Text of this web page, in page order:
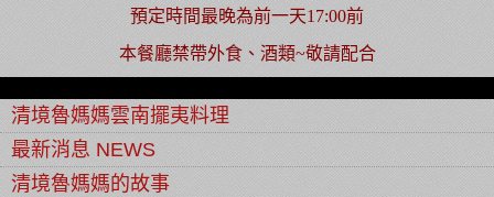
預定時間最晚為前一天17:00前
本餐廳禁帶外食、酒類~敬請配合
清境魯媽媽雲南擺夷料理
最新消息 NEWS
清境魯媽媽的故事